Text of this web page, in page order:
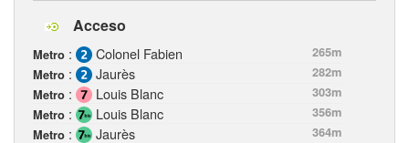
Acceso
Metro : Colonel Fabien
265m
Metro : Jaurès
282m
Metro : Louis Blanc
303m
Metro : Louis Blanc
356m
Metro : Jaurès
364m